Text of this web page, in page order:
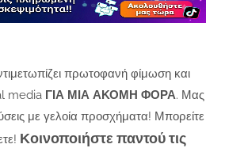
πρωτοφανή φίμωση και
media ΓΙΑ ΜΙΑ ΑΚΟΜΗ ΦΟΡΑ. Μας
με γελοία προσχήματα! Μπορείτε
Κοινοποιήστε παντού τις